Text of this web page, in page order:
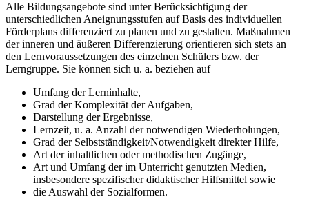
Alle Bildungsangebote sind unter Berücksichtigung der
unterschiedlichen Aneignungsstufen auf Basis des individuellen
Förderplans differenziert zu planen und zu gestalten. Maßnahmen
der inneren und äußeren Differenzierung orientieren sich stets an
den Lernvoraussetzungen des einzelnen Schülers bzw. der
Lerngruppe. Sie können sich u. a. beziehen auf
Umfang der Lerninhalte,
Grad der Komplexität der Aufgaben,
Darstellung der Ergebnisse,
Lernzeit, u. a. Anzahl der notwendigen Wiederholungen,
Grad der Selbstständigkeit/Notwendigkeit direkter Hilfe,
Art der inhaltlichen oder methodischen Zugänge,
Art und Umfang der im Unterricht genutzten Medien,
insbesondere spezifischer didaktischer Hilfsmittel sowie
die Auswahl der Sozialformen.